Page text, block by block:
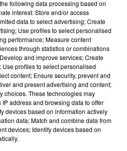
Dadju
pour mettre en
à la pétanque
!
pour 2023 !
following data processing based on
interest: Store and/or access
data to select advertising; Create
Use profiles to select personalised
performance; Measure content
through statistics or combinations
and improve services; Create
profiles to select personalised
content; Ensure security, prevent and
and present advertising and content;
choices. These technologies may
address and browsing data to offer
devices based on information actively
data; Match and combine data from
devices; Identify devices based on